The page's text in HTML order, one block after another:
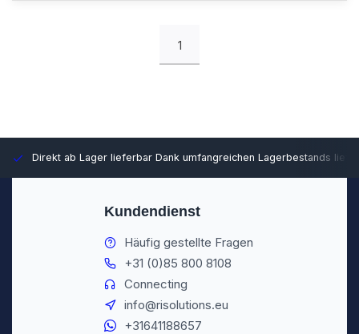
1
Direkt ab Lager lieferbar Dank umfangreichen Lagerbestands
Kundendienst
Häufig gestellte Fragen
+31 (0)85 800 8108
Connecting
info@risolutions.eu
+31641188657